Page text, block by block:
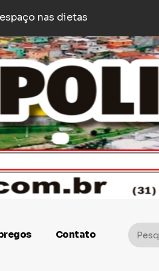
após estacionar em ponto de
Contato